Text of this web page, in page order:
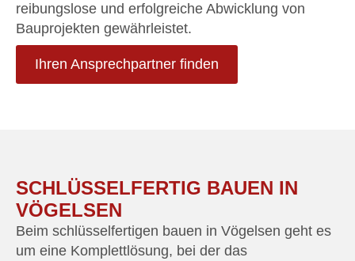
reibungslose und erfolgreiche Abwicklung von
Bauprojekten gewährleistet.
Ihren Ansprechpartner finden
SCHLÜSSELFERTIG BAUEN IN
VÖGELSEN
Beim schlüsselfertigen bauen in Vögelsen geht es
um eine Komplettlösung, bei der das